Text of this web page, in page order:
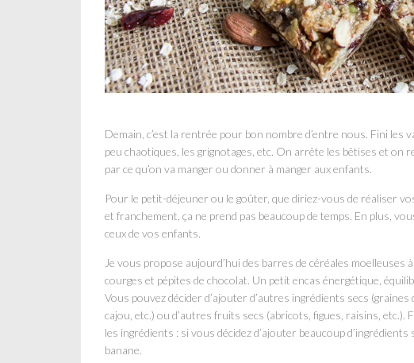
Demain, c’est la rentrée pour bon nombre d’entre nous. Fini les
peu chaotiques, les grignotages, etc. On arrête les bêtises et on
par ce qu’on va manger ou donner à manger aux enfants.
Pour le petit-déjeuner ou le goûter, que diriez-vous de réaliser
et franchement, ça ne prend pas beaucoup de temps. En plus,
ceux de vos enfants.
Je vous propose aujourd’hui des barres de céréales moelleuses
courges et pépites de chocolat. Un petit encas énergétique,
Vous pouvez décider d’ajouter d’autres ingrédients secs
cajou, etc.) ou d’autres fruits secs (abricots, figues, raisins,
les ingrédients : si vous décidez d’ajouter beaucoup
banane.